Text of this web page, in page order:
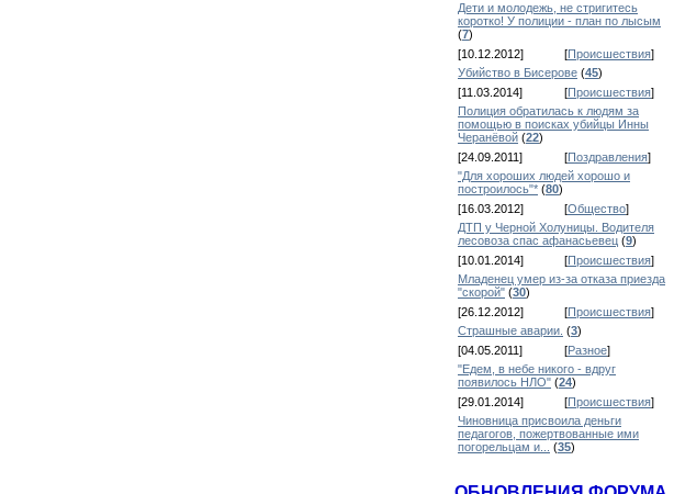
Дети и молодежь, не стригитесь
коротко! У полиции - план по лысым
(7)
[10.12.2012]
[Происшествия]
Убийство в Бисерове (45)
[11.03.2014]
[Происшествия]
Полиция обратилась к людям за
помощью в поисках убийцы Инны
Черанёвой (22)
[24.09.2011]
[Поздравления]
"Для хороших людей хорошо и
построилось"* (80)
[16.03.2012]
[Общество]
ДТП у Черной Холуницы. Водителя
лесовоза спас афанасьевец (9)
[10.01.2014]
[Происшествия]
Младенец умер из-за отказа приезда
"скорой" (30)
[26.12.2012]
[Происшествия]
Страшные аварии. (3)
[04.05.2011]
[Разное]
"Едем, в небе никого - вдруг
появилось НЛО" (24)
[29.01.2014]
[Происшествия]
Чиновница присвоила деньги
педагогов, пожертвованные ими
погорельцам и...
(35)